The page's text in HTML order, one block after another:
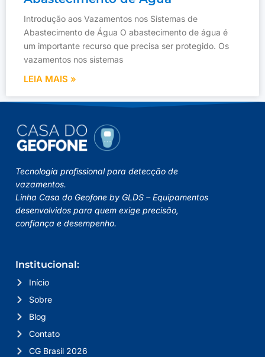
Introdução aos Vazamentos nos Sistemas de
Abastecimento de Água O abastecimento de água é
um importante recurso que precisa ser protegido. Os
vazamentos nos sistemas
LEIA MAIS »
Tecnologia profissional para detecção de
vazamentos.
Linha Casa do Geofone by GLDS – Equipamentos
desenvolvidos para quem exige precisão,
confiança e desempenho.
Institucional:
Início
Sobre
Blog
Contato
CG Brasil 2026